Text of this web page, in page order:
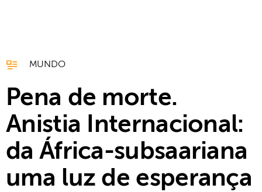
MUNDO
Pena de morte.
Anistia Internacional:
da África-subsaariana
uma luz de esperança